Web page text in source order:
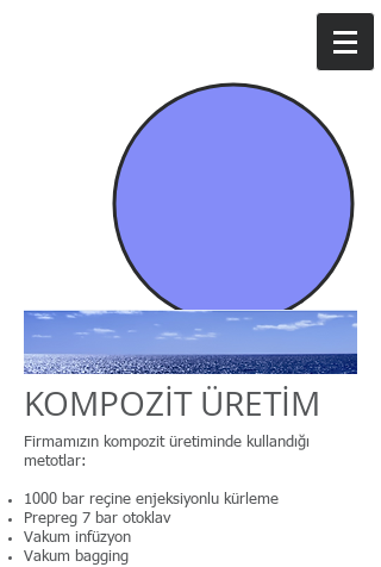
KOMPOZİT ÜRETİM
Firmamızın kompozit üretiminde kullandığı
metotlar:
1000 bar reçine enjeksiyonlu kürleme
Prepreg 7 bar otoklav
Vakum infüzyon
Vakum bagging